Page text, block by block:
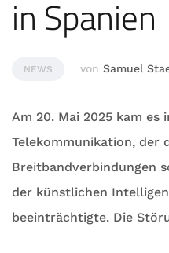
in Spanien
NEWS von Samuel
Am 20. Mai 2025 kam es
Telekommunikation, der
Breitbandverbindungen
der künstlichen
beeinträchtigte. Die